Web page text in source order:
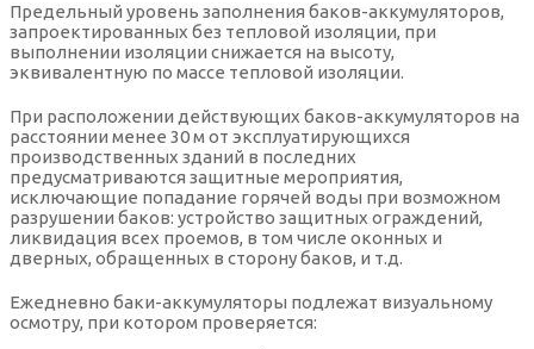
Предельный уровень заполнения баков-аккумуляторов,
запроектированных без тепловой изоляции, при
выполнении изоляции снижается на высоту,
эквивалентную по массе тепловой изоляции.
При расположении действующих баков-аккумуляторов на
расстоянии менее 30 м от эксплуатирующихся
производственных зданий в последних
предусматриваются защитные мероприятия,
исключающие попадание горячей воды при возможном
разрушении баков: устройство защитных ограждений,
ликвидация всех проемов, в том числе оконных и
дверных, обращенных в сторону баков, и т.д.
Ежедневно баки-аккумуляторы подлежат визуальному
осмотру, при котором проверяется: